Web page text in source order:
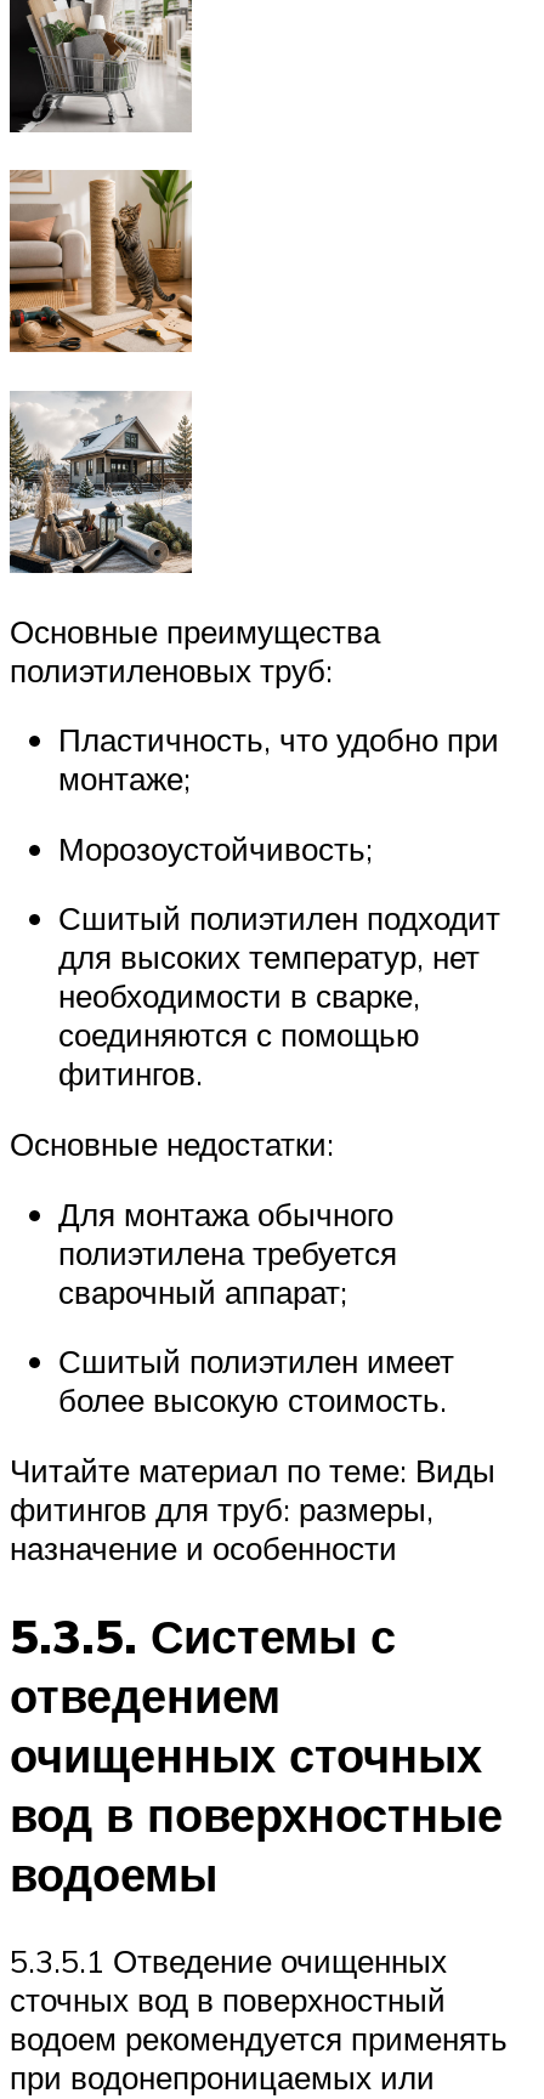
Основные преимущества
полиэтиленовых труб:
Пластичность, что удобно при
монтаже;
Морозоустойчивость;
Сшитый полиэтилен подходит
для высоких температур, нет
необходимости в сварке,
соединяются с помощью
фитингов.
Основные недостатки:
Для монтажа обычного
полиэтилена требуется
сварочный аппарат;
Сшитый полиэтилен имеет
более высокую стоимость.
Читайте материал по теме: Виды
фитингов для труб: размеры,
назначение и особенности
5.3.5. Системы с
отведением
очищенных сточных
вод в поверхностные
водоемы
5.3.5.1 Отведение очищенных
сточных вод в поверхностный
водоем рекомендуется применять
при водонепроницаемых или